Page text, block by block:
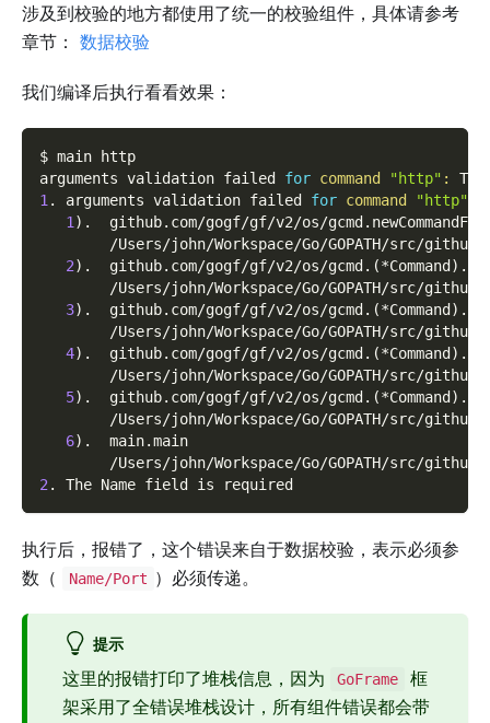
涉及到校验的地方都使用了统一的校验组件，具体请参考
章节： 数据校验
我们编译后执行看看效果：
$ main http
arguments validation failed for command "http" :
1 . arguments validation failed for command
"http"
1 ) .  github.com/gogf/gf/v2/os/
/Users/john/Workspace/Go/GOPATH/src/
2) .  github.com/gogf/gf/v2/os/gcmd. (*Command )
/Users/john/Workspace/Go/GOPATH/src/
3) .  github.com/gogf/gf/v2/os/gcmd. (*Command )
/Users/john/Workspace/Go/GOPATH/src/
4) .  github.com/gogf/gf/v2/os/gcmd. (*Command )
/Users/john/Workspace/Go/GOPATH/src/
5) .  github.com/gogf/gf/v2/os/gcmd. (*Command )
/Users/john/Workspace/Go/GOPATH/src/
6) .  main.main
/Users/john/Workspace/Go/GOPATH/src/
2 . The Name field is required
执行后，报错了，这个错误来自于数据校验，表示必须参
数（
Name/Port ）必须传递。
提示
这里的报错打印了堆栈信息，因为 GoFrame
框
架采用了全错误堆栈设计，所有组件错误都会带